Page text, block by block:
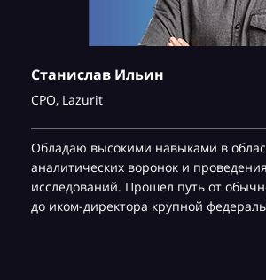
Станислав Ильин
CPO, Lazurit
Обладаю высокими навыками в
аналитических воронок и
исследований. Прошел путь от
до иком-директора крупной